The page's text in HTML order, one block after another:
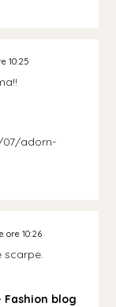
10:25
07/adorn-
ore 10:26
scarpe.
Fashion blog